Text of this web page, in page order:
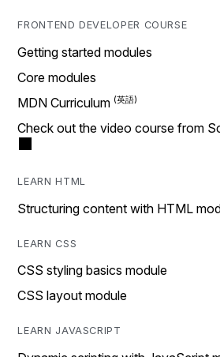
FRONTEND DEVELOPER COURSE
Getting started modules
Core modules
MDN Curriculum
Check out the video course from
LEARN HTML
Structuring content with HTML
LEARN CSS
CSS styling basics module
CSS layout module
LEARN JAVASCRIPT